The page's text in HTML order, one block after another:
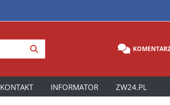
KONTAKT INFORMATOR ZW24.PL